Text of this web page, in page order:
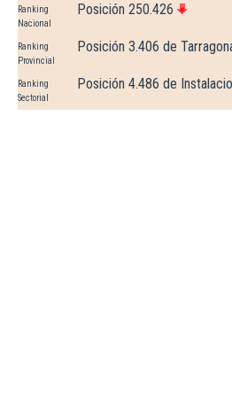
Ranking
Nacional
Posición 250.426
Ranking
Provincial
Posición 3.406 de
Ranking
Sectorial
Posición 4.486 de